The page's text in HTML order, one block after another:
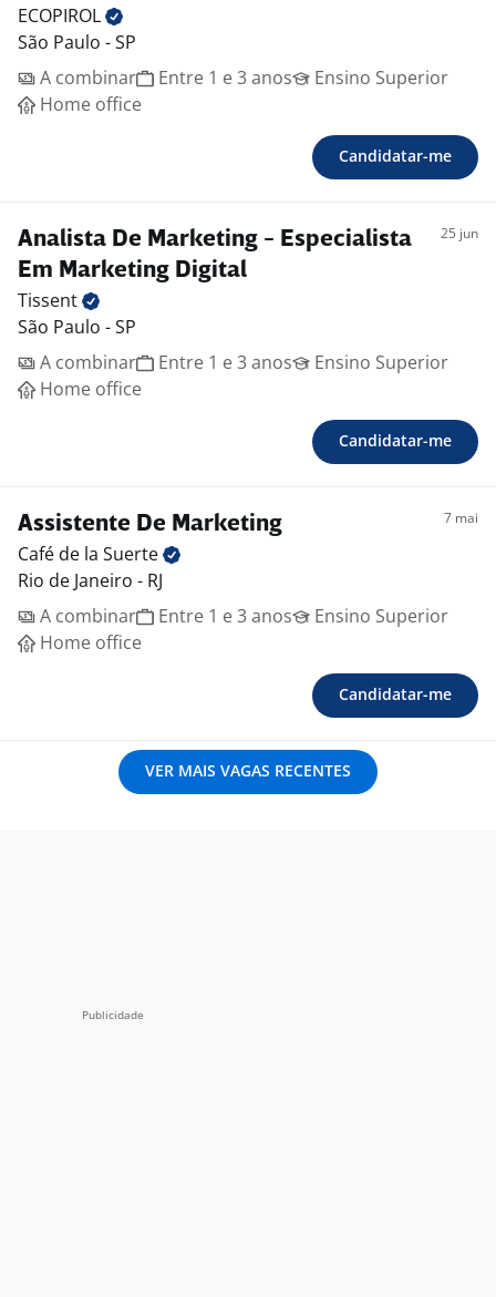
ECOPIROL
São Paulo - SP
A combinar
Entre 1 e 3 anos
Ensino Superior
Home office
Candidatar-me
Analista De Marketing - Especialista
Em Marketing Digital
25 jun
Tissent
São Paulo - SP
A combinar
Entre 1 e 3 anos
Ensino Superior
Home office
Candidatar-me
Assistente De Marketing 7 mai
Café de la Suerte
Rio de Janeiro - RJ
A combinar
Entre 1 e 3 anos
Ensino Superior
Home office
Candidatar-me
VER MAIS VAGAS RECENTES